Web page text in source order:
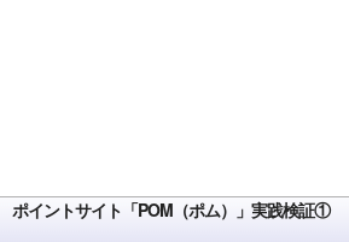
ポイントサイト「POM（ポム）」実践検証①